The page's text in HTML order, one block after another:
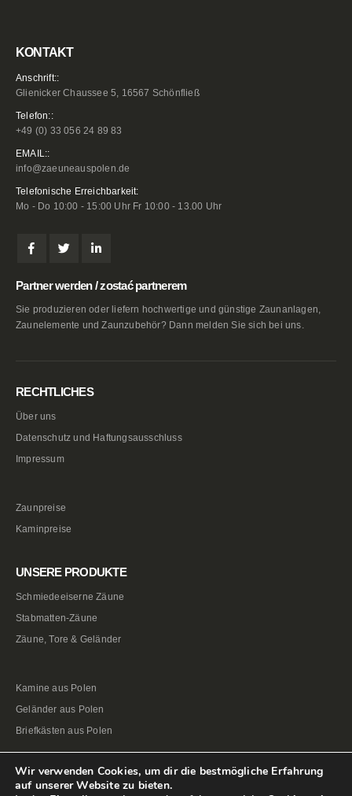
KONTAKT
Anschrift::
Glienicker Chaussee 5, 16567 Schönfließ
Telefon::
+49 (0) 33 056 24 89 83
EMAIL::
info@zaeuneauspolen.de
Telefonische Erreichbarkeit:
Mo - Do 10:00 - 15:00 Uhr Fr 10:00 - 13.00 Uhr
Partner werden / zostać partnerem
Sie produzieren oder liefern hochwertige und günstige Zaunanlagen,
Zaunelemente und Zaunzubehör? Dann melden Sie sich bei uns.
RECHTLICHES
Über uns
Datenschutz und Haftungsausschluss
Impressum
Zaunpreise
Kaminpreise
UNSERE PRODUKTE
Schmiedeeiserne Zäune
Stabmatten-Zäune
Zäune, Tore & Geländer
Kamine aus Polen
Geländer aus Polen
Briefkästen aus Polen
Wir verwenden Cookies, um dir die bestmögliche Erfahrung
auf unserer Website zu bieten.